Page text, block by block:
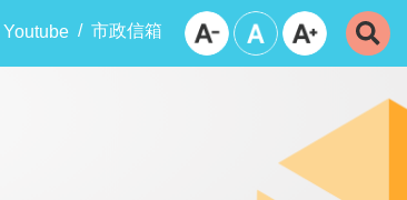
Youtube 市政信箱